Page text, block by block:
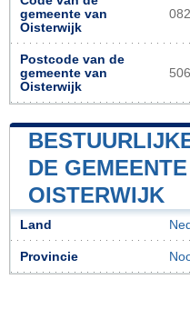
gemeente van
Oisterwijk
Postcode van de
gemeente van
Oisterwijk
DE
OISTERWIJK
Land
Provincie